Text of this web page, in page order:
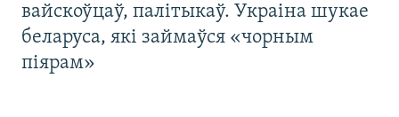
вайскоўцаў, палітыкаў. Украіна шукае
беларуса, які займаўся «чорным
піярам»